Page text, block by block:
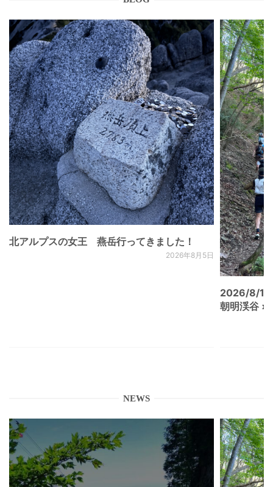
北アルプスの女王 燕岳行ってきました！
2026年8月5日
2026/8/
朝明渓谷 ×
NEWS